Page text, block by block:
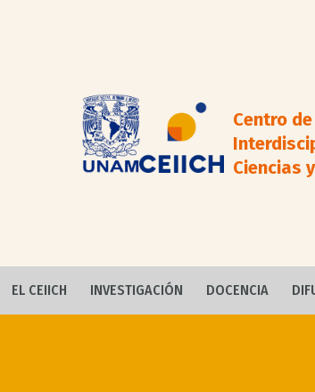
Centro
Ciencias
EL CEIICH INVESTIGACIÓN DOCENCIA